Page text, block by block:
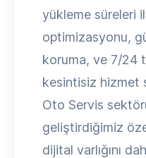
yükleme süreleri
optimizasyonu,
koruma, ve 7/24
kesintisiz hizmet
Oto Servis
geliştirdiğimiz
dijital varlığını